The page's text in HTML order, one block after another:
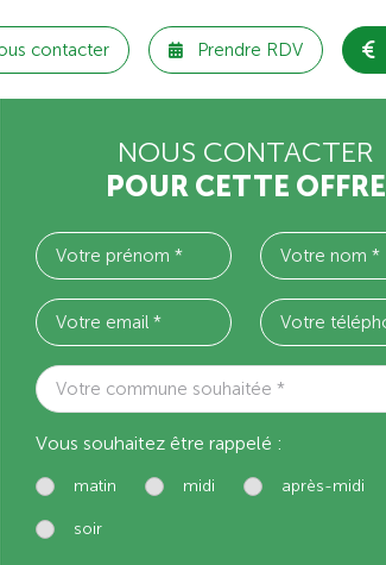
contacter Prendre RDV
NOUS CONTACTER
POUR CETTE OFFRE
Votre commune souhaitée *
Vous souhaitez être rappelé :
matin midi après-midi
soir